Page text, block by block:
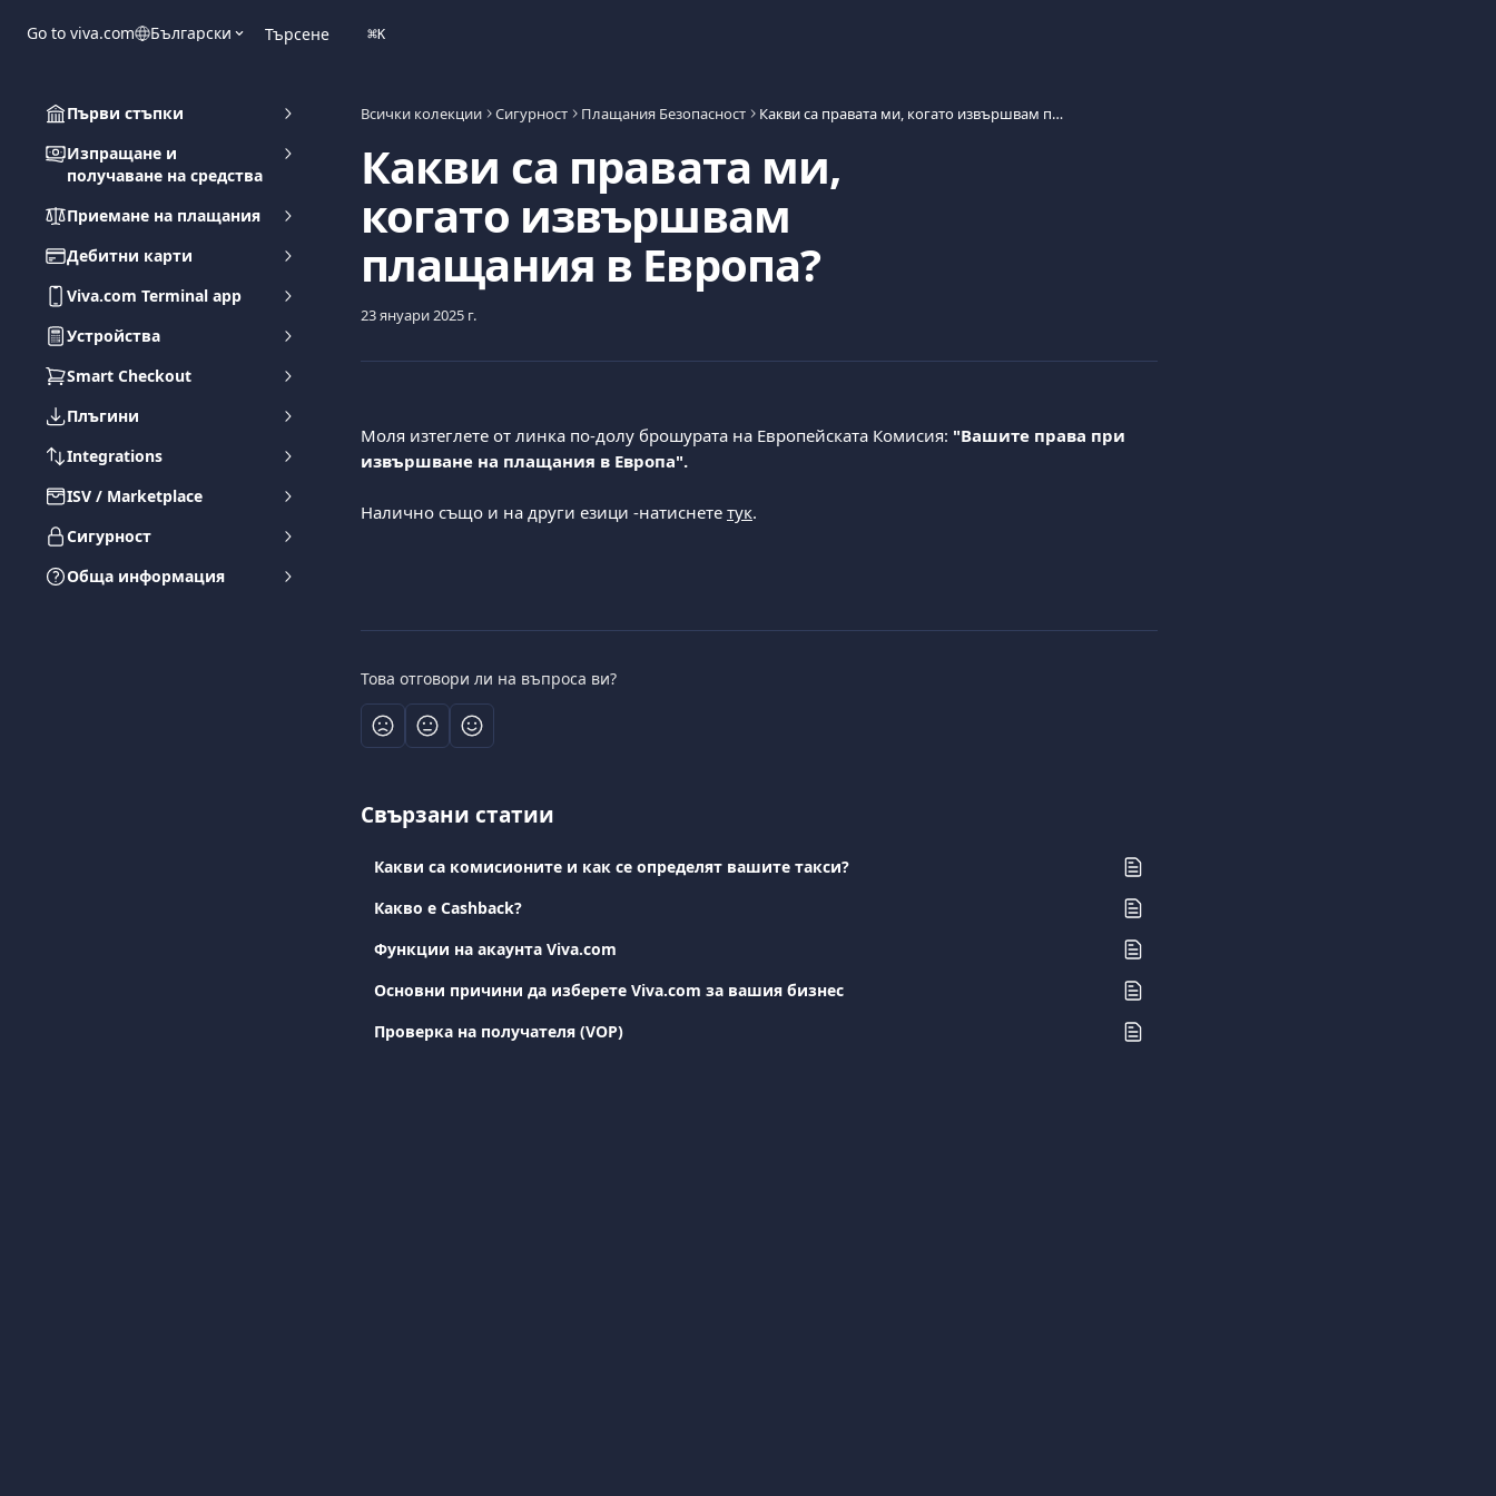
Go to viva.com Български Търсене ⌘K
Първи стъпки
Изпращане и
получаване на средства
Приемане на плащания
Дебитни карти
Viva.com Terminal app
Устройства
Smart Checkout
Плъгини
Integrations
ISV / Marketplace
Сигурност
Обща информация
Всички колекции Сигурност Плащания Безопасност Какви са правата ми, когато извършвам плащания в Европа?
Какви са правата ми,
когато извършвам
плащания в Европа?
23 януари 2025 г.
Моля изтеглете от линка по-долу брошурата на Европейската Комисия: "Вашите права при
извършване на плащания в Европа".
Налично също и на други езици -натиснете тук.
Това отговори ли на въпроса ви?
Свързани статии
Какви са комисионите и как се определят вашите такси?
Какво е Cashback?
Функции на акаунта Viva.com
Основни причини да изберете Viva.com за вашия бизнес
Проверка на получателя (VOP)